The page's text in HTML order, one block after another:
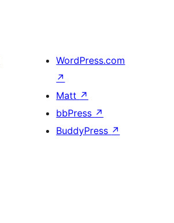
WordPress.com
↗
Matt ↗
bbPress ↗
BuddyPress ↗